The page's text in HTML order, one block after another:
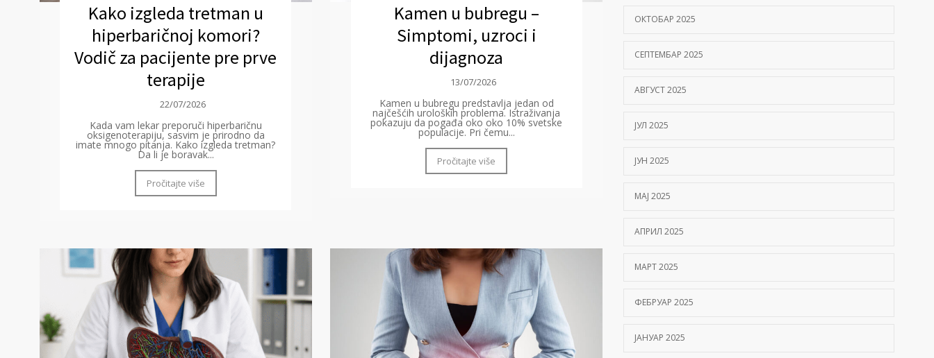
Kako izgleda tretman u
hiperbaričnoj komori?
Vodič za pacijente pre prve
terapije
22/07/2026
Kada vam lekar preporuči hiperbaričnu
oksigenoterapiju, sasvim je prirodno da
imate mnogo pitanja. Kako izgleda tretman?
Da li je boravak...
Pročitajte više
Kamen u bubregu –
Simptomi, uzroci i
dijagnoza
13/07/2026
Kamen u bubregu predstavlja jedan od
najčešćih uroloških problema. Istraživanja
pokazuju da pogađa oko oko 10% svetske
populacije. Pri čemu...
Pročitajte više
ОКТОБАР 2025
СЕПТЕМБАР 2025
АВГУСТ 2025
ЈУЛ 2025
ЈУН 2025
МАЈ 2025
АПРИЛ 2025
МАРТ 2025
ФЕБРУАР 2025
ЈАНУАР 2025